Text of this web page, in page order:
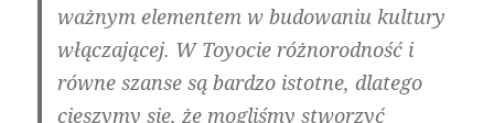
ważnym elementem w budowaniu kultury
włączającej. W Toyocie różnorodność i
równe szanse są bardzo istotne, dlatego
cieszymy się, że mogliśmy stworzyć